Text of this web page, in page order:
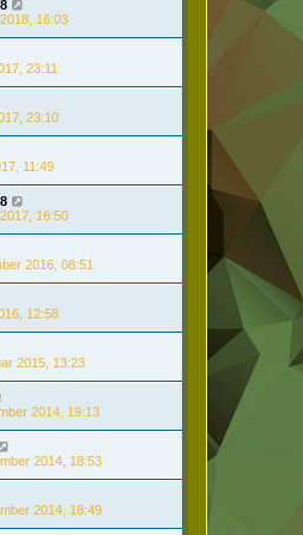
16:03
23:11
23:10
11:49
16:50
2016, 08:51
12:58
2015, 13:23
2014, 19:13
2014, 18:53
2014, 18:49